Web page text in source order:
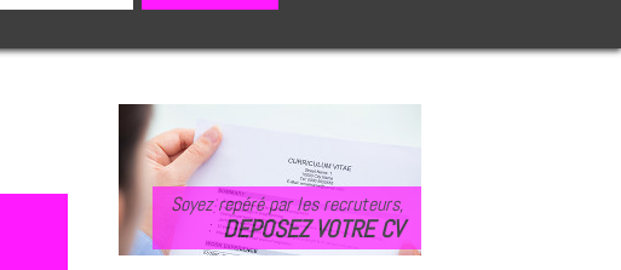
Soyez repéré par les recruteurs,
DEPOSEZ VOTRE CV